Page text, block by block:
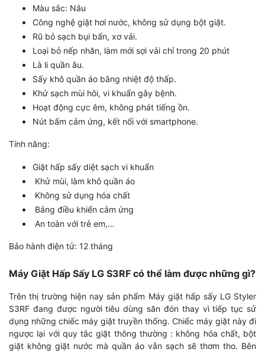
Màu sắc: Nâu
Công nghệ giặt hơi nước, không sử dụng bột giặt.
Rũ bỏ sạch bụi bẩn, xơ vải.
Loại bỏ nếp nhăn, làm mới sợi vải chỉ trong 20 phút
Là li quần âu.
Sấy khô quần áo bằng nhiệt độ thấp.
Khử sạch mùi hôi, vi khuẩn gây bệnh.
Hoạt động cực êm, không phát tiếng ồn.
Nút bấm cảm ứng, kết nối với smartphone.
Tính năng:
Giặt hấp sấy diệt sạch vi khuẩn
Khử mùi, làm khô quần áo
Không sử dụng hóa chất
Bảng điều khiển cảm ứng
An toàn với trẻ em,…
Bảo hành điện tử: 12 tháng
Máy Giặt Hấp Sấy LG S3RF có thể làm được những gì?
Trên thị trường hiện nay sản phẩm Máy giặt hấp sấy LG Styler
S3RF đang được người tiêu dùng săn đón thay vì tiếp tục sử
dụng những chiếc máy giặt truyền thống. Chiếc máy giặt này đi
ngược lại với quy tắc giặt thông thường : không hóa chất, bột
giặt không giặt nước mà quần áo vẫn sạch sẽ thơm tho. Bên